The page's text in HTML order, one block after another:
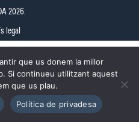
2026.
legal
que us donem la millor
Si continueu utilitzant aquest
que us plau.
Política de privadesa